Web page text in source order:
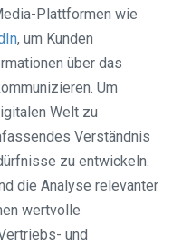
Plattformen wie
, um Kunden
über das
Um
Welt zu
Verständnis
zu entwickeln.
die Analyse relevanter
wertvolle
und